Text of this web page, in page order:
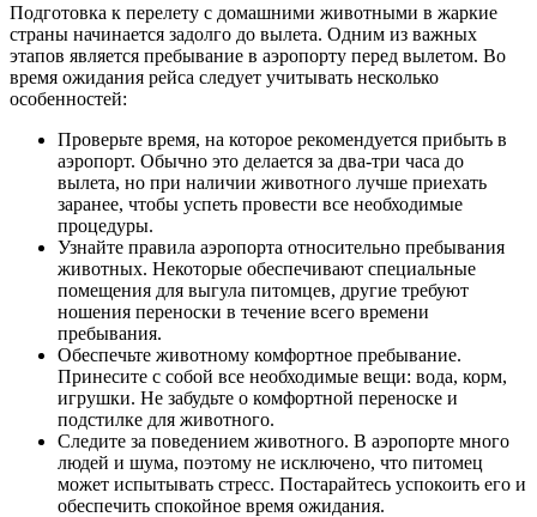
Подготовка к перелету с домашними животными в жаркие
страны начинается задолго до вылета. Одним из важных
этапов является пребывание в аэропорту перед вылетом. Во
время ожидания рейса следует учитывать несколько
особенностей:
Проверьте время, на которое рекомендуется прибыть в
аэропорт. Обычно это делается за два-три часа до
вылета, но при наличии животного лучше приехать
заранее, чтобы успеть провести все необходимые
процедуры.
Узнайте правила аэропорта относительно пребывания
животных. Некоторые обеспечивают специальные
помещения для выгула питомцев, другие требуют
ношения переноски в течение всего времени
пребывания.
Обеспечьте животному комфортное пребывание.
Принесите с собой все необходимые вещи: вода, корм,
игрушки. Не забудьте о комфортной переноске и
подстилке для животного.
Следите за поведением животного. В аэропорте много
людей и шума, поэтому не исключено, что питомец
может испытывать стресс. Постарайтесь успокоить его и
обеспечить спокойное время ожидания.